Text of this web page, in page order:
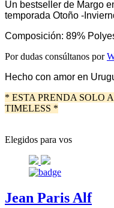
Un bestseller de Margo
temporada Otoño -
Composición: 89%
Por dudas consúltanos por
Hecho con amor en
* ESTA PRENDA SOLO
TIMELESS *
Elegidos para vos
Jean Paris Alf